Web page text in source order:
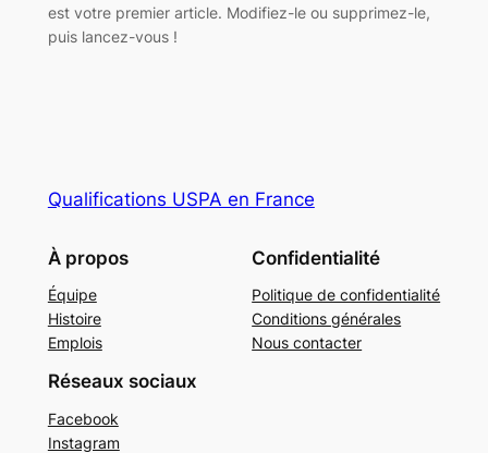
est votre premier article. Modifiez-le ou supprimez-le,
puis lancez-vous !
Qualifications USPA en France
À propos
Équipe
Histoire
Emplois
Confidentialité
Politique de confidentialité
Conditions générales
Nous contacter
Réseaux sociaux
Facebook
Instagram